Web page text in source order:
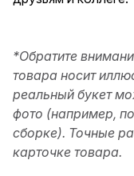
*Обратите
товара носит
реальный букет
фото (например,
сборке). Точные
карточке товара.